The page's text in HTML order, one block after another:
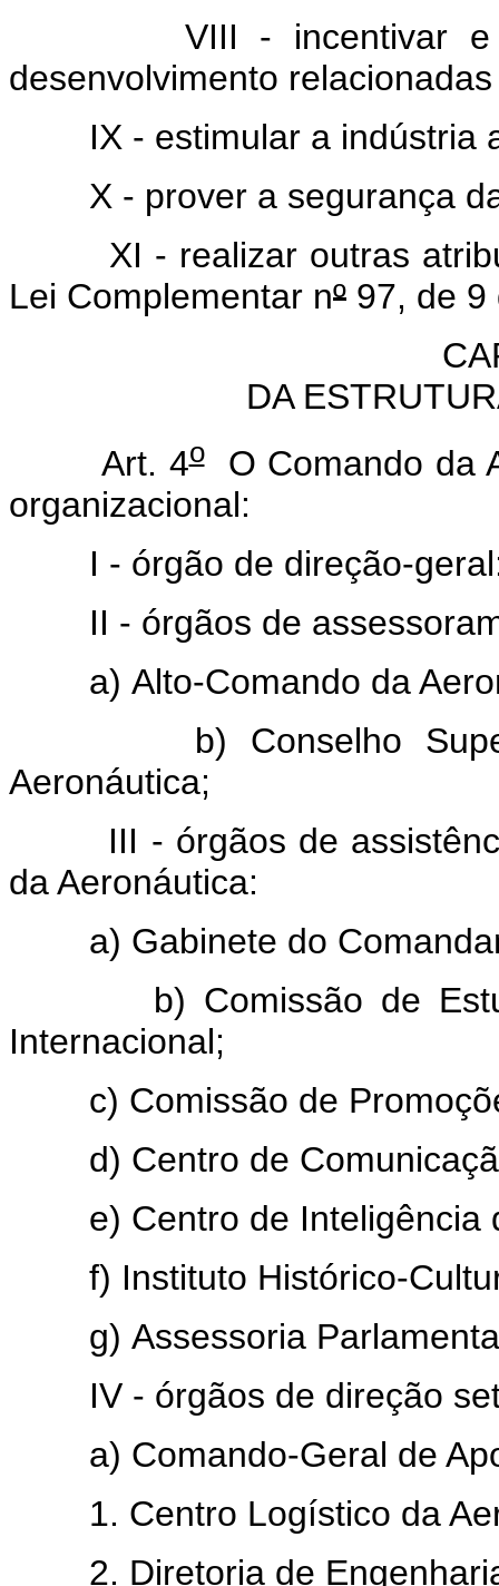
VIII - incentivar e
desenvolvimento
IX - estimular a indústria
X - prover a segurança da
XI - realizar outras
Lei Complementar nº 97, de 9
DA
Art. 4oO Comando da
organizacional:
I - órgão de direção-geral:
II - órgãos de
a) Alto-Comando da
b) Conselho Superior
Aeronáutica;
III - órgãos de
da Aeronáutica:
a) Gabinete do
b) Comissão de
Internacional;
c) Comissão de
d) Centro de
e) Centro de Inteligência
f) Instituto Histórico-
g) Assessoria Parlamentar
IV - órgãos de direção
a) Comando-Geral de
1. Centro Logístico da
2. Diretoria de Engenharia